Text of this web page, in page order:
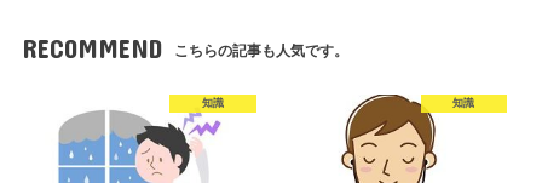
RECOMMEND こちらの記事も人気です。
知識 知識